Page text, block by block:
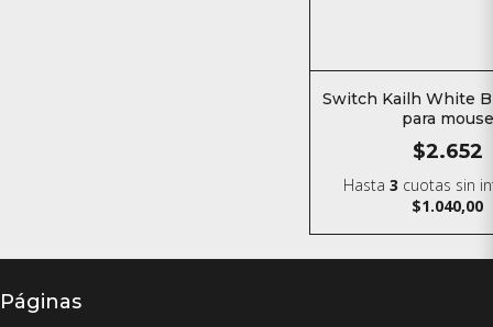
Switch Kailh White
para mouse
$2.652
Hasta3 cuotas sin
$1.040,00
Páginas